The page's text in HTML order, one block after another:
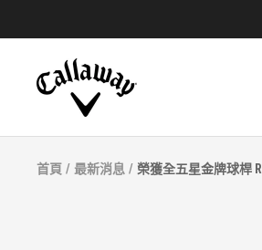
至
Callaway
Taiwan
首頁 最新消息 榮獲全五星金牌球桿